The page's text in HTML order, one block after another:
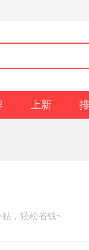
上新
，轻松省钱~